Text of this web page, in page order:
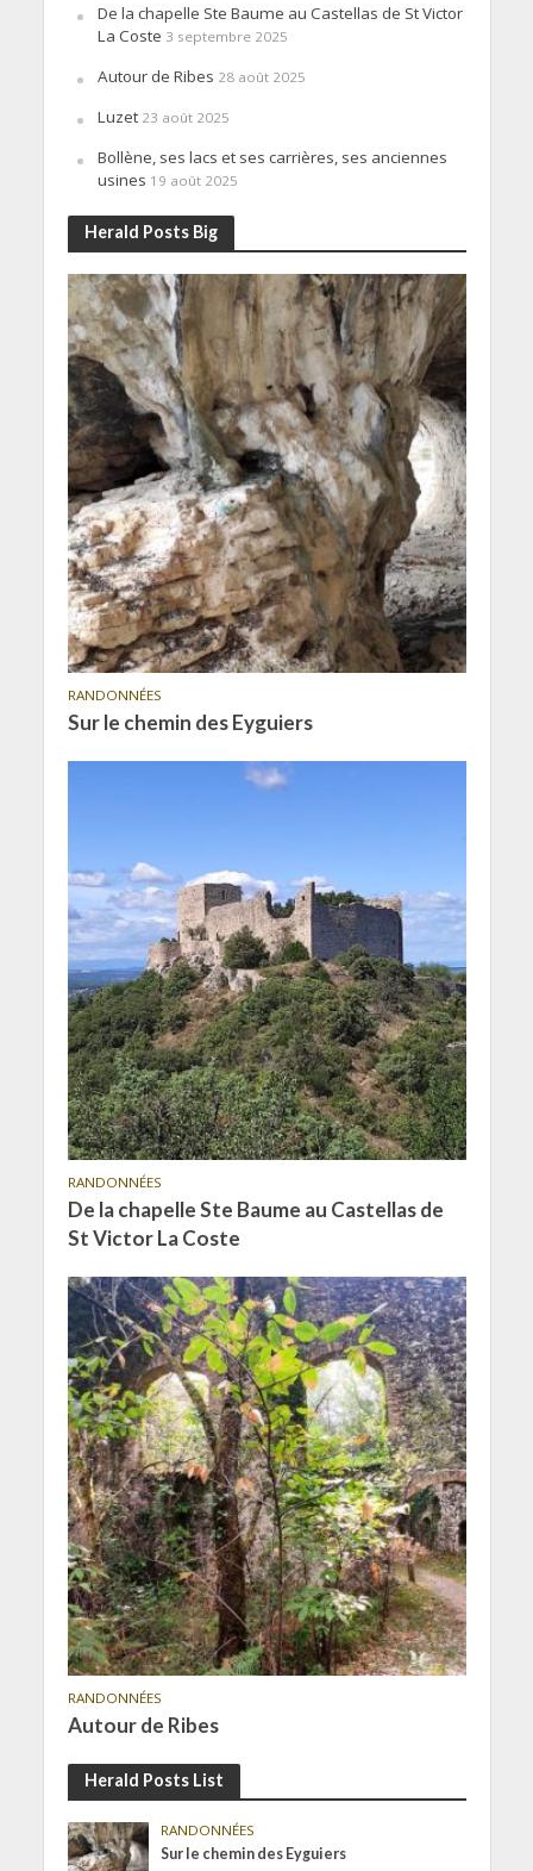
De la chapelle Ste Baume au Castellas de St Victor
La Coste 3 septembre 2025
Autour de Ribes 28 août 2025
Luzet 23 août 2025
Bollène, ses lacs et ses carrières, ses anciennes
usines 19 août 2025
Herald Posts Big
RANDONNÉES
Sur le chemin des Eyguiers
RANDONNÉES
De la chapelle Ste Baume au Castellas de
St Victor La Coste
RANDONNÉES
Autour de Ribes
Herald Posts List
RANDONNÉES
Sur le chemin des Eyguiers